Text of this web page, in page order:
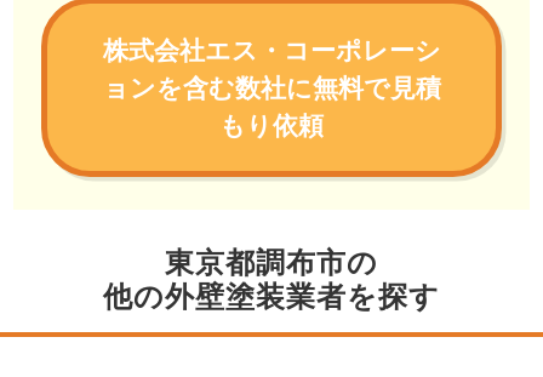
株式会社エス・コーポレーシ
ョンを含む数社に無料で見積
もり依頼
東京都調布市の
他の外壁塗装業者を探す